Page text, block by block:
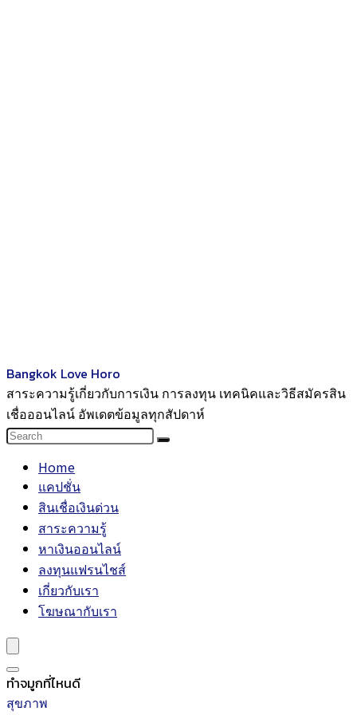
Bangkok Love Horo
สาระความรู้เกี่ยวกับการเงิน การลงทุน เทคนิคและวิธีสมัครสิน
เชื่อออนไลน์ อัพเดตข้อมูลทุกสัปดาห์
Home
แคปชั่น
สินเชื่อเงินด่วน
สาระความรู้
หาเงินออนไลน์
ลงทุนแฟรนไชส์
เกี่ยวกับเรา
โฆษณากับเรา
ทำจมูกที่ไหนดี
สุขภาพ